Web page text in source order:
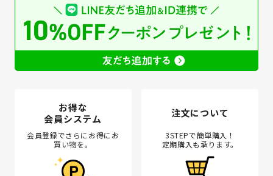
お得な
会員システム
会員登録でさらにお得にお
買い物を。
注文について
3STEPで簡単購入！
定期購入も承ります。